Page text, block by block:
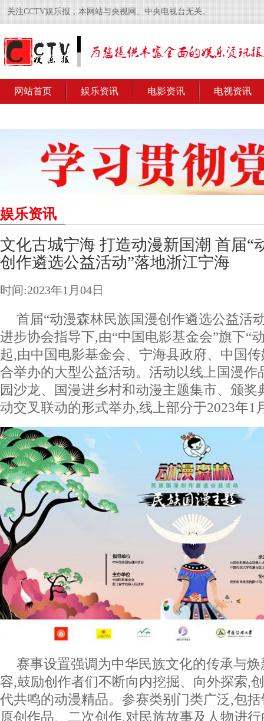
关注CCTV娱乐报，本网站与央视网、中央电视台无关。
网站首页 娱乐资讯 电影资讯 电视资讯
娱乐资讯
文化古城宁海 打造动漫新国潮 首届“
创作遴选公益活动”落地浙江宁海
时间:2023年1月04日
首届“动漫森林民族国漫创作遴选公益活
进步协会指导下,由“中国电影基金会”旗下“
起,由中国电影基金会、宁海县政府、中国
合举办的大型公益活动。活动以线上国漫作
园沙龙、国漫进乡村和动漫主题集市、颁奖
动交叉联动的形式举办,线上部分于2023年1
赛事设置强调为中华民族文化的传承与
容,鼓励创作者们不断向内挖掘、向外探索,
代共鸣的动漫精品。参赛类别门类广泛,包
原创作品、二次创作,对民族故事及人物进